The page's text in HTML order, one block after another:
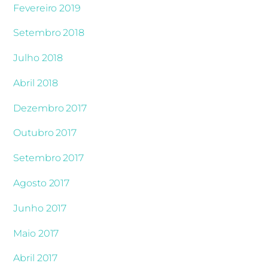
Fevereiro 2019
Setembro 2018
Julho 2018
Abril 2018
Dezembro 2017
Outubro 2017
Setembro 2017
Agosto 2017
Junho 2017
Maio 2017
Abril 2017